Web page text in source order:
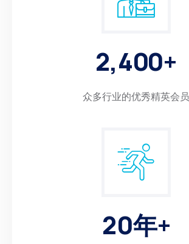
2,400+
众多行业的优秀精英会员
20年+